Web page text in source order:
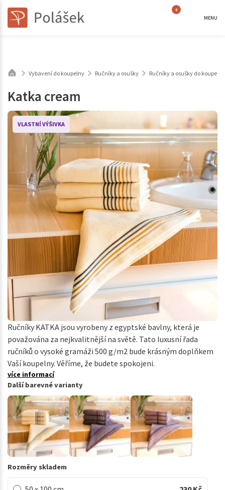
0
MENU
Vybavení do koupelny Ručníky a osušky Ručníky a osušky do
Katka cream
VLASTNÍ VÝŠIVKA
Ručníky KATKA jsou vyrobeny z egyptské bavlny, která je
považována za nejkvalitnější na světě. Tato luxusní řada
ručníků o vysoké gramáži 500 g/m2 bude krásným doplňkem
Vaší koupelny. Věříme, že budete spokojeni.
více informací
Další barevné varianty
Rozměry skladem